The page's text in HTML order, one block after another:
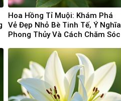
Hoa Hồng Tỉ Muội: Khám Phá
Vẻ Đẹp Nhỏ Bè Tinh Tế, Ý Nghĩa
Phong Thủy Và Cách Chăm Sóc